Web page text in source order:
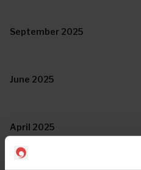
September 2025
June 2025
April 2025